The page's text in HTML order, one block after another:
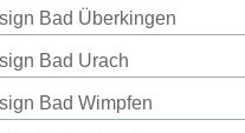
Bad Überkingen
Bad Urach
Bad Wimpfen